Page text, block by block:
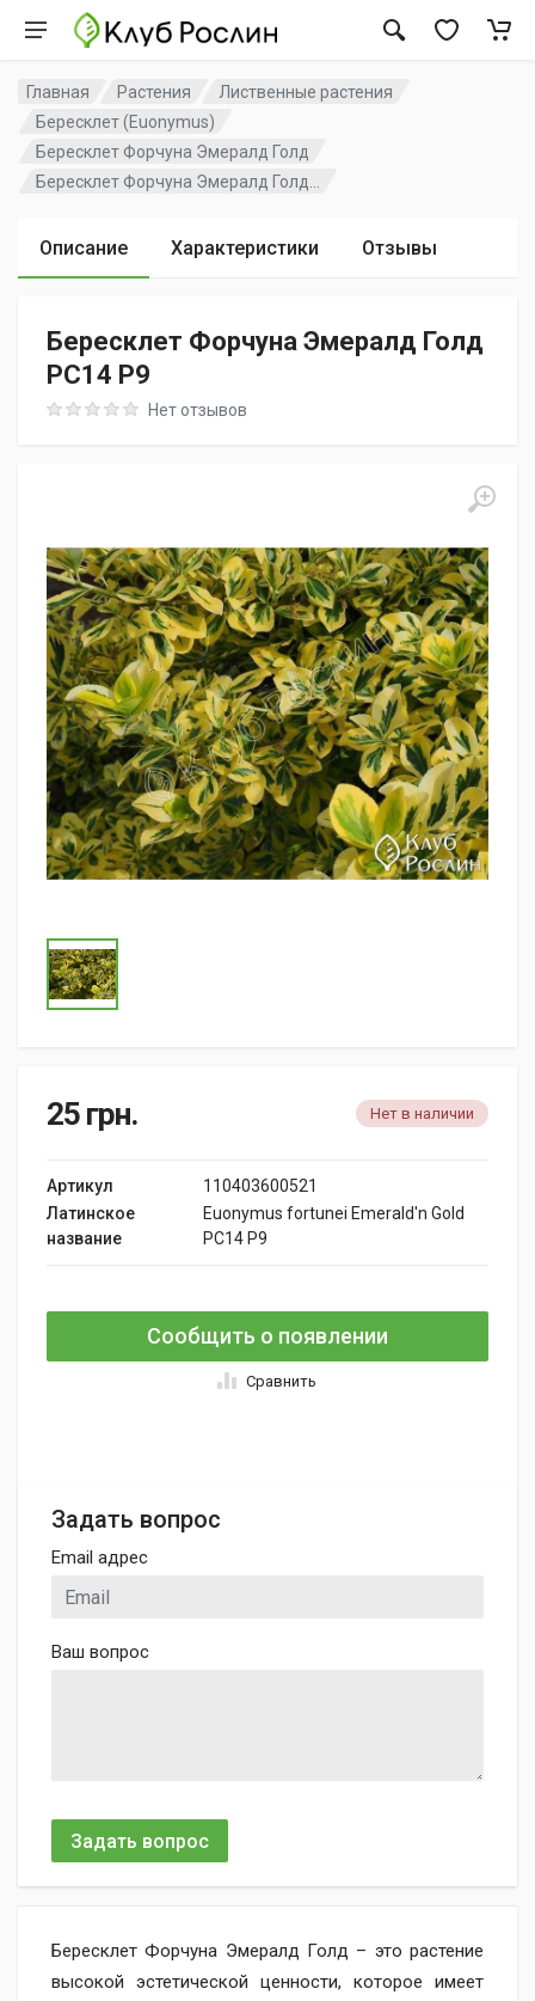
Главная Растения
Лиственные растения
Бересклет (Euonymus)
Бересклет Форчуна Эмералд Голд
Бересклет Форчуна Эмералд Голд...
Описание Характеристики Отзывы
Бересклет Форчуна Эмералд Голд
PC14 P9
Rating: 0 out of 5Нет отзывов
25 грн. Нет в наличии
Артикул
110403600521
Латинское
название
Euonymus fortunei Emerald'n Gold
PC14 P9
Сообщить о появлении
Сравнить
Задать вопрос
Email адрес
Ваш вопрос
Задать вопрос
Бересклет Форчуна Эмералд Голд – это растение
высокой эстетической ценности, которое имеет